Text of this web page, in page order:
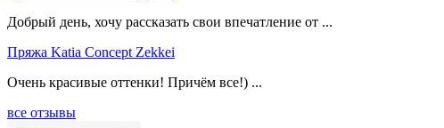
Добрый день, хочу рассказать свои впечатление от ...
Пряжа Katia Concept Zekkei
Очень красивые оттенки! Причём все!) ...
все отзывы